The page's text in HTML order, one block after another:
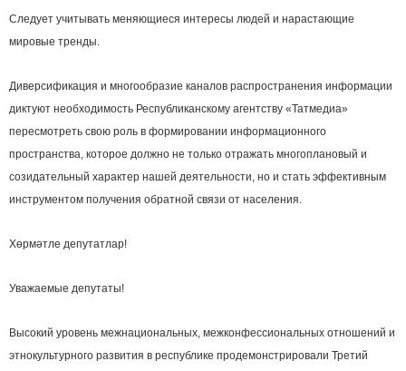
Следует учитывать меняющиеся интересы людей и нарастающие
мировые тренды.
Диверсификация и многообразие каналов распространения информации
диктуют необходимость Республиканскому агентству «Татмедиа»
пересмотреть свою роль в формировании информационного
пространства, которое должно не только отражать многоплановый и
созидательный характер нашей деятельности, но и стать эффективным
инструментом получения обратной связи от населения.
Хөрмәтле депутатлар!
Уважаемые депутаты!
Высокий уровень межнациональных, межконфессиональных отношений и
этнокультурного развития в республике продемонстрировали Третий